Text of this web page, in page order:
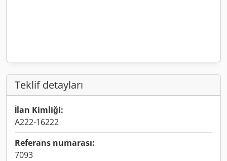
Teklif detayları
İlan Kimliği:
A222-16222
Referans numarası:
7093